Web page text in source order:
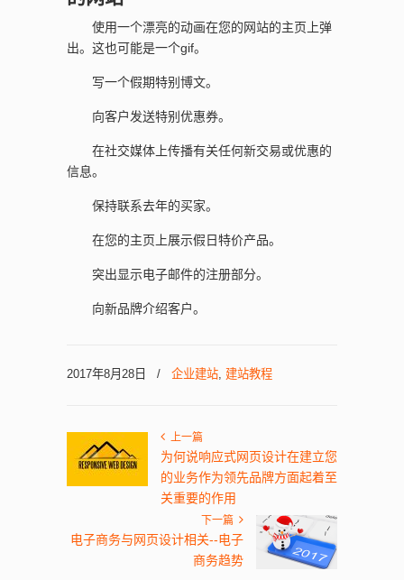
使用一个漂亮的动画在您的网站的主页上弹
出。这也可能是一个gif。
写一个假期特别博文。
向客户发送特别优惠券。
在社交媒体上传播有关任何新交易或优惠的
信息。
保持联系去年的买家。
在您的主页上展示假日特价产品。
突出显示电子邮件的注册部分。
向新品牌介绍客户。
2017年8月28日 / 企业建站, 建站教程
上一篇
为何说响应式网页设计在建立您
的业务作为领先品牌方面起着至
关重要的作用
下一篇
电子商务与网页设计相关--电子
商务趋势